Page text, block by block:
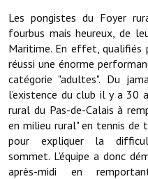
Les foulées fressinoises
ACCÈS RAPIDE
Démarches administratives
Projets et travaux en cours
Fêtes et manifestations
Les pongistes du Foyer
fourbus mais heureux, de
Maritime. En effet,
réussi une énorme
catégorie "adultes". Du
l’existence du club il y a 30
rural du Pas-de-Calais à
en milieu rural" en tennis de
pour expliquer la
sommet. L’équipe a donc
après-midi en